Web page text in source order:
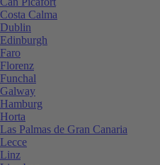
Costa Calma
Dublin
Edinburgh
Faro
Florenz
Funchal
Galway
Hamburg
Horta
Las Palmas de Gran Canaria
Lecce
Linz